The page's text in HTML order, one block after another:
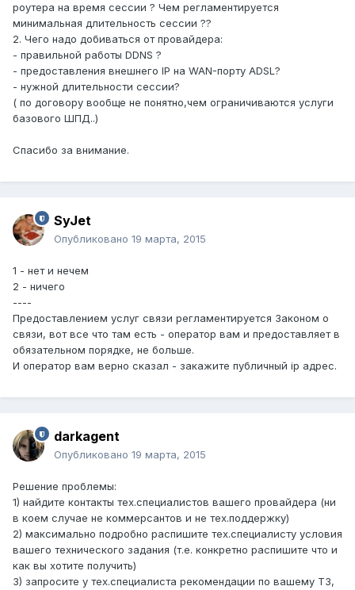
роутера на время сессии ? Чем регламентируется
минимальная длительность сессии ??
2. Чего надо добиваться от провайдера:
- правильной работы DDNS ?
- предоставления внешнего IP на WAN-порту ADSL?
- нужной длительности сессии?
( по договору вообще не понятно,чем ограничиваются услуги
базового ШПД..)
Спасибо за внимание.
SyJet
Опубликовано 19 марта, 2015
1 - нет и нечем
2 - ничего
----
Предоставлением услуг связи регламентируется Законом о
связи, вот все что там есть - оператор вам и предоставляет в
обязательном порядке, не больше.
И оператор вам верно сказал - закажите публичный ip адрес.
darkagent
Опубликовано 19 марта, 2015
Решение проблемы:
1) найдите контакты тех.специалистов вашего провайдера (ни
в коем случае не коммерсантов и не тех.поддержку)
2) максимально подробно распишите тех.специалисту условия
вашего технического задания (т.е. конкретно распишите что и
как вы хотите получить)
3) запросите у тех.специалиста рекомендации по вашему ТЗ,